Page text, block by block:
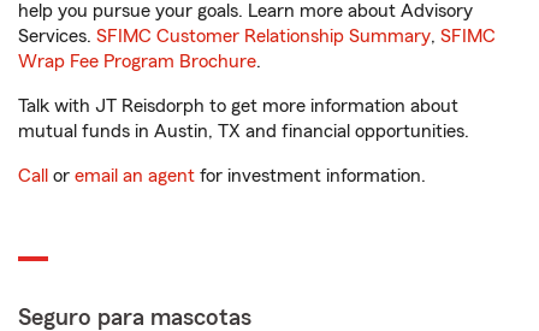
help you pursue your goals. Learn more about Advisory
Services. SFIMC Customer Relationship Summary, SFIMC
Wrap Fee Program Brochure.
Talk with JT Reisdorph to get more information about
mutual funds in Austin, TX and financial opportunities.
Call or email an agent for investment information.
Seguro para mascotas